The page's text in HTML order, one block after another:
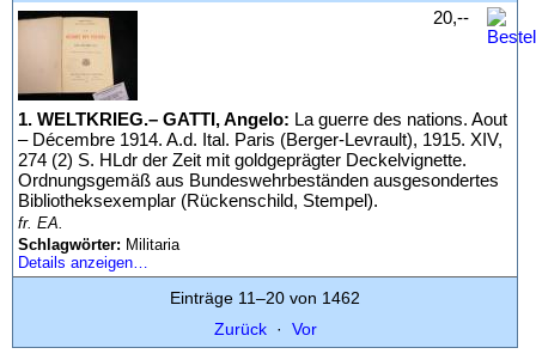
1. WELTKRIEG.– GATTI, Angelo: La guerre des nations. Aout
– Décembre 1914. A.d. Ital. Paris (Berger-Levrault), 1915. XIV,
274 (2) S. HLdr der Zeit mit goldgeprägter Deckelvignette.
Ordnungsgemäß aus Bundeswehrbeständen ausgesondertes
Bibliotheksexemplar (Rückenschild, Stempel).
fr. EA.
Schlagwörter: Militaria
Details anzeigen…
20,--
Einträge 11–20 von 1462
Zurück · Vor